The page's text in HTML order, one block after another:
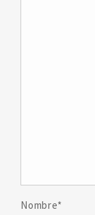
Nombre*